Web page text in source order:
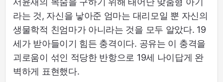
라는 것, 자신을 낳아준 엄마는 대리모일 뿐 자신의
생물학적 친엄마가 아니라는 것을 모두 알았다. 19
세가 받아들이기 힘든 충격이다. 공유는 이 충격을
괴로움이 섞인 적당한 반항으로 19세 나이답게 완
벽하게 표현했다.